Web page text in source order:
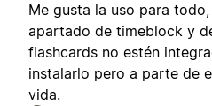
Me gusta la uso para
apartado de timeblock y
flashcards no estén
instalarlo pero a parte de
vida.